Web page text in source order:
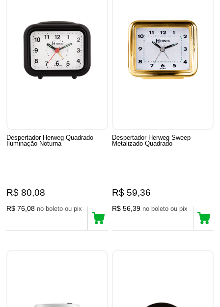
Despertador Herweg Quadrado
Iluminação Noturna
R$ 80,08
R$ 76,08 no boleto ou pix
Despertador Herweg Sweep
Metalizado Quadrado
R$ 59,36
R$ 56,39 no boleto ou pix